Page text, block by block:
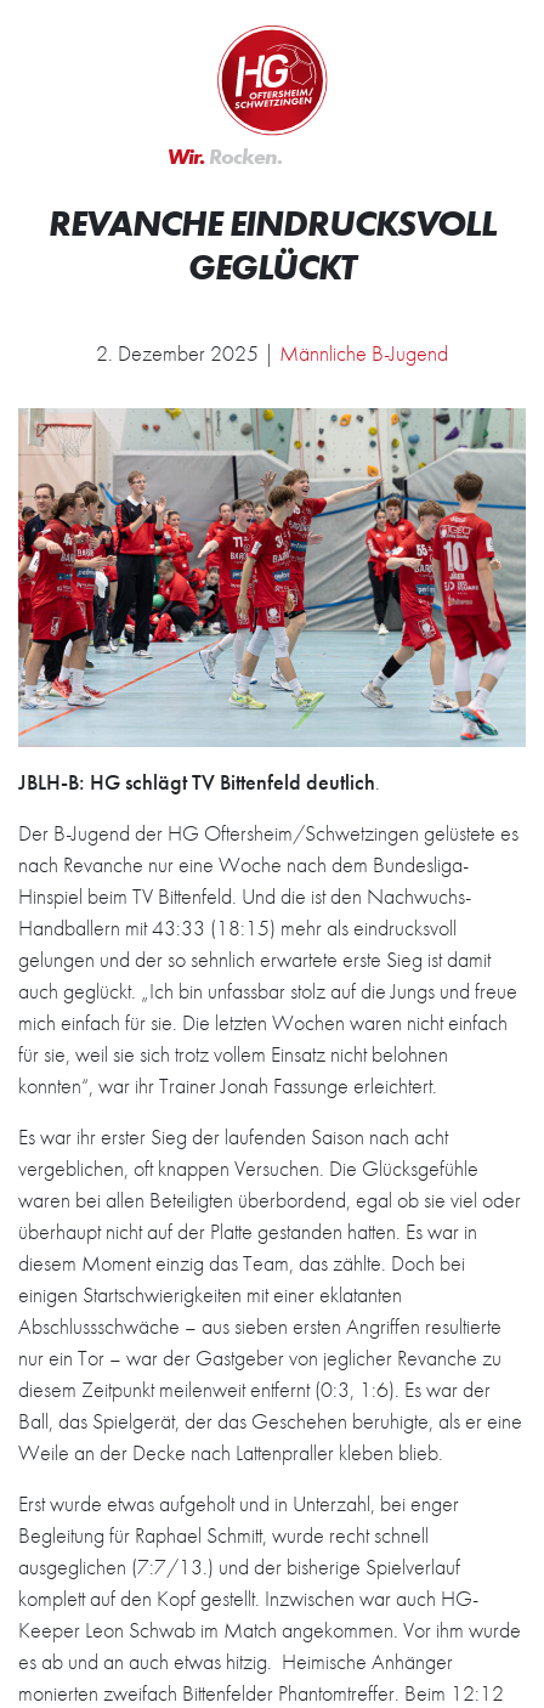
Zur Startseite
Wir.Rocken.
REVANCHE EINDRUCKSVOLL
GEGLÜCKT
2. Dezember 2025 | Männliche B-Jugend
JBLH-B: HG schlägt TV Bittenfeld deutlich.
Der B-Jugend der HG Oftersheim/Schwetzingen gelüstete es
nach Revanche nur eine Woche nach dem Bundesliga-
Hinspiel beim TV Bittenfeld. Und die ist den Nachwuchs-
Handballern mit 43:33 (18:15) mehr als eindrucksvoll
gelungen und der so sehnlich erwartete erste Sieg ist damit
auch geglückt. „Ich bin unfassbar stolz auf die Jungs und freue
mich einfach für sie. Die letzten Wochen waren nicht einfach
für sie, weil sie sich trotz vollem Einsatz nicht belohnen
konnten“, war ihr Trainer Jonah Fassunge erleichtert.
Es war ihr erster Sieg der laufenden Saison nach acht
vergeblichen, oft knappen Versuchen. Die Glücksgefühle
waren bei allen Beteiligten überbordend, egal ob sie viel oder
überhaupt nicht auf der Platte gestanden hatten. Es war in
diesem Moment einzig das Team, das zählte. Doch bei
einigen Startschwierigkeiten mit einer eklatanten
Abschlussschwäche – aus sieben ersten Angriffen resultierte
nur ein Tor – war der Gastgeber von jeglicher Revanche zu
diesem Zeitpunkt meilenweit entfernt (0:3, 1:6). Es war der
Ball, das Spielgerät, der das Geschehen beruhigte, als er eine
Weile an der Decke nach Lattenpraller kleben blieb.
Erst wurde etwas aufgeholt und in Unterzahl, bei enger
Begleitung für Raphael Schmitt, wurde recht schnell
ausgeglichen (7:7/13.) und der bisherige Spielverlauf
komplett auf den Kopf gestellt. Inzwischen war auch HG-
Keeper Leon Schwab im Match angekommen. Vor ihm wurde
es ab und an auch etwas hitzig. Heimische Anhänger
monierten zweifach Bittenfelder Phantomtreffer. Beim 12:12